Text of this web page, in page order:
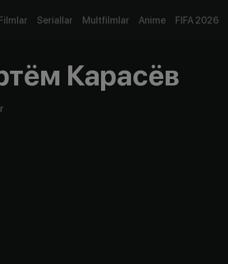
Seriallar Multfilmlar Anime FIFA 2026
Карасёв